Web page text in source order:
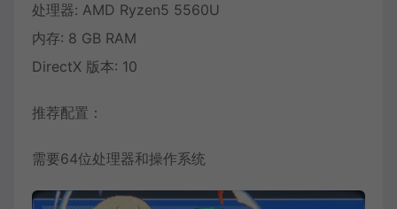
处理器: AMD Ryzen5 5560U
内存: 8 GB RAM
DirectX 版本: 10
推荐配置：
需要64位处理器和操作系统